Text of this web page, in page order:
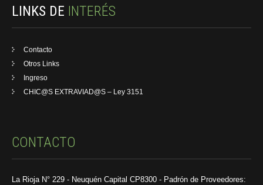
LINKS DE INTERÉS
Contacto
Otros Links
Ingreso
CHIC@S EXTRAVIAD@S – Ley 3151
CONTACTO
La Rioja N° 229 - Neuquén Capital CP8300 - Padrón de Proveedores: